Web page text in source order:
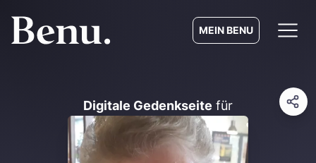
MEIN BENU
Digitale Gedenkseite für